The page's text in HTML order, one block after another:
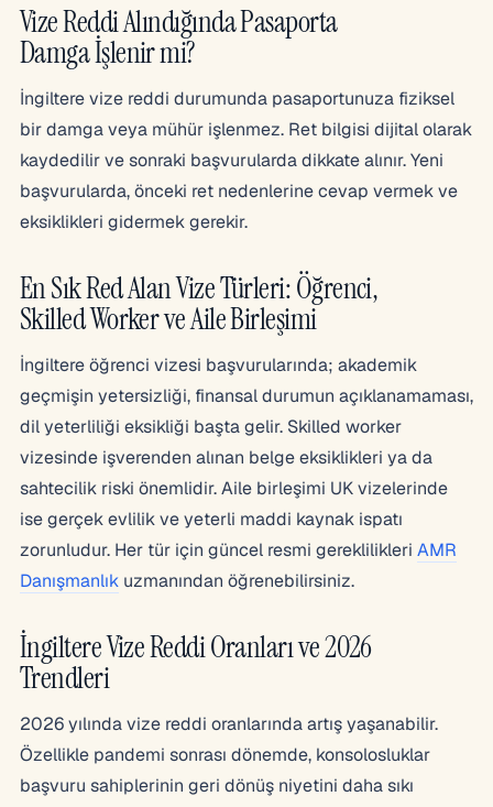
Vize Reddi Alındığında Pasaporta
Damga İşlenir mi?
İngiltere vize reddi durumunda pasaportunuza fiziksel
bir damga veya mühür işlenmez. Ret bilgisi dijital olarak
kaydedilir ve sonraki başvurularda dikkate alınır. Yeni
başvurularda, önceki ret nedenlerine cevap vermek ve
eksiklikleri gidermek gerekir.
En Sık Red Alan Vize Türleri: Öğrenci,
Skilled Worker ve Aile Birleşimi
İngiltere öğrenci vizesi başvurularında; akademik
geçmişin yetersizliği, finansal durumun açıklanamaması,
dil yeterliliği eksikliği başta gelir. Skilled worker
vizesinde işverenden alınan belge eksiklikleri ya da
sahtecilik riski önemlidir. Aile birleşimi UK vizelerinde
ise gerçek evlilik ve yeterli maddi kaynak ispatı
zorunludur. Her tür için güncel resmi gereklilikleri AMR
Danışmanlık uzmanından öğrenebilirsiniz.
İngiltere Vize Reddi Oranları ve 2026
Trendleri
2026 yılında vize reddi oranlarında artış yaşanabilir.
Özellikle pandemi sonrası dönemde, konsolosluklar
başvuru sahiplerinin geri dönüş niyetini daha sıkı